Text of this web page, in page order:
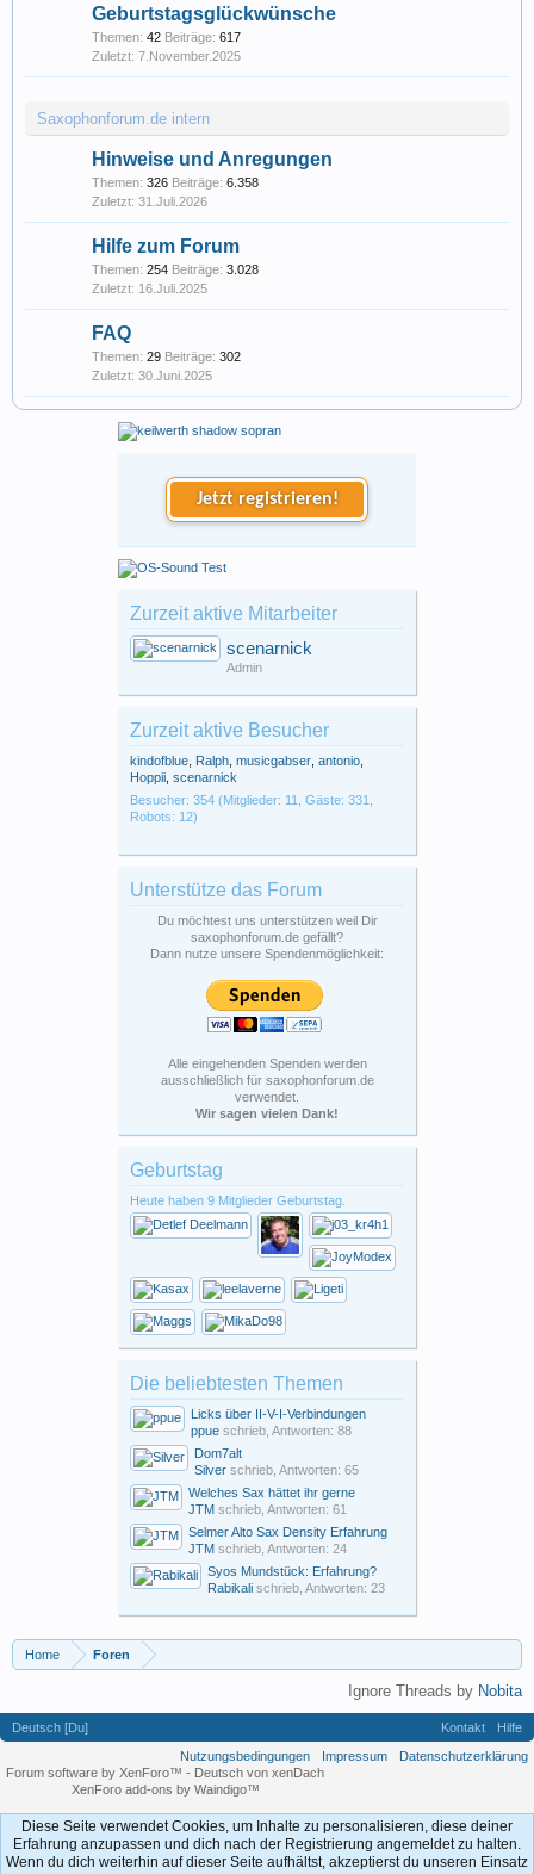
Geburtstagsglückwünsche
Themen: 42 Beiträge: 617
7.November.2025
Saxophonforum.de intern
Hinweise und Anregungen
Themen: 326 Beiträge: 6.358
31.Juli.2026
Hilfe zum Forum
Themen: 254 Beiträge: 3.028
16.Juli.2025
FAQ
Themen: 29 Beiträge: 302
30.Juni.2025
Jetzt registrieren!
Zurzeit aktive Mitarbeiter
scenarnick
Admin
Zurzeit aktive Besucher
kindofblue Ralph musicgabser antonio
Hoppii scenarnick
Besucher: 354 (Mitglieder: 11, Gäste: 331,
Robots: 12)
Unterstütze das Forum
Du möchtest uns unterstützen weil Dir
saxophonforum.de gefällt?
Dann nutze unsere Spendenmöglichkeit:
Alle eingehenden Spenden werden
ausschließlich für saxophonforum.de
verwendet.
Wir sagen vielen Dank!
Geburtstag
Heute haben 9 Mitglieder Geburtstag.
Die beliebtesten Themen
Licks über II-V-I-Verbindungen
ppue schrieb, Antworten: 88
Dom7alt
Silver schrieb, Antworten: 65
Welches Sax hättet ihr gerne
JTM schrieb, Antworten: 61
Selmer Alto Sax Density Erfahrung
JTM schrieb, Antworten: 24
Syos Mundstück: Erfahrung?
Rabikali schrieb, Antworten: 23
Home Foren
Ignore Threads by Nobita
Deutsch [Du] Kontakt
Hilfe
Nutzungsbedingungen
Impressum
Datenschutzerklärung
Forum software by XenForo™ - Deutsch von xenDach
XenForo add-ons by Waindigo™
Diese Seite verwendet Cookies, um Inhalte zu personalisieren, diese deiner
Erfahrung anzupassen und dich nach der Registrierung angemeldet zu halten.
Wenn du dich weiterhin auf dieser Seite aufhältst, akzeptierst du unseren Einsatz